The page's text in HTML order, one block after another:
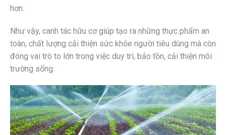
hơn.
Như vậy, canh tác hữu cơ giúp tạo ra những thực phẩm an
toàn, chất lượng cải thiện sức khỏe người tiêu dùng mà còn
đóng vai trò to lớn trong việc duy trì, bảo tồn, cải thiện môi
trường sống.